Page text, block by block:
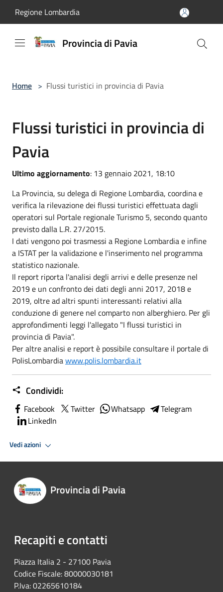
Regione Lombardia
Provincia di Pavia
Home > Flussi turistici in provincia di Pavia
Flussi turistici in provincia di
Pavia
Ultimo aggiornamento: 13 gennaio 2021, 18:10
La Provincia, su delega di Regione Lombardia, coordina e
verifica la rilevazione dei flussi turistici effettuata dagli
operatori sul Portale regionale Turismo 5, secondo quanto
previsto dalla L.R. 27/2015.
I dati vengono poi trasmessi a Regione Lombardia e infine
a ISTAT per la validazione e l'inserimento nel programma
statistico nazionale.
Il report riporta l'analisi degli arrivi e delle presenze nel
2019 e un confronto dei dati degli anni 2017, 2018 e
2019, oltre ad altri spunti interessanti relativi alla
conduzione di genere nel comparto non alberghiero. Per gli
approfondimenti leggi l'allegato "I flussi turistici in
provincia di Pavia".
Per altre analisi e report è possibile consultare il portale di
PolisLombardiawww.polis.lombardia.it
Condividi:
Facebook Twitter Whatsapp
Telegram
LinkedIn
Vedi azioni
Provincia di Pavia
Recapiti e contatti
Piazza Italia 2 - 27100 Pavia
Codice Fiscale: 80000030181
P.Iva: 02265610184